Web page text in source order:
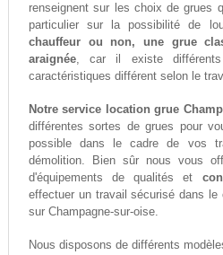
renseignent sur les choix de grues
particulier sur la possibilité de
chauffeur ou non, une grue
araignée, car il existe
caractéristiques différent selon le
Notre service location grue
différentes sortes de grues pour
possible dans le cadre de vos
démolition. Bien sûr nous vous
d'équipements de qualités et
effectuer un travail sécurisé dans
sur Champagne-sur-oise.
Nous disposons de différents